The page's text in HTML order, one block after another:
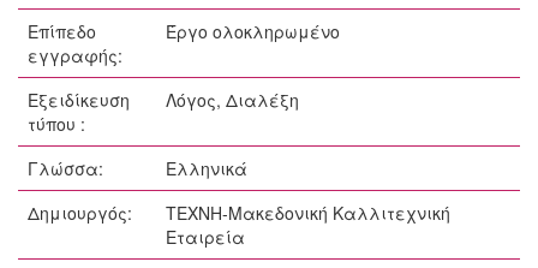
Επίπεδο
εγγραφής:
Έργο ολοκληρωμένο
Εξειδίκευση
τύπου :
Λόγος, Διαλέξη
Γλώσσα:
Ελληνικά
Δημιουργός:
ΤΕΧΝΗ-Μακεδονική Καλλιτεχνική
Εταιρεία